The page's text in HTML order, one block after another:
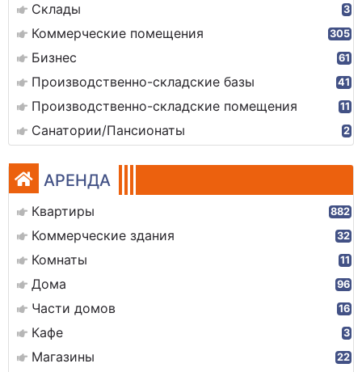
Склады 3
Коммерческие помещения 305
Бизнес 61
Производственно-складские базы 41
Производственно-складские помещения 11
Санатории/Пансионаты 2
АРЕНДА
Квартиры 882
Коммерческие здания 32
Комнаты 11
Дома 96
Части домов 16
Кафе 3
Магазины 22